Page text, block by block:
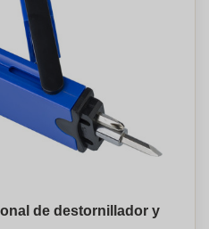
de destornillador y